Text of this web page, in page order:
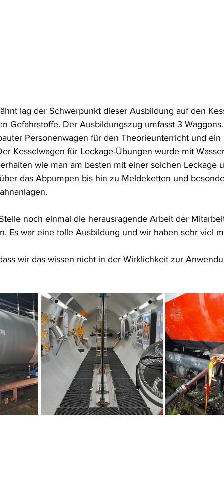
lag der Schwerpunkt dieser Ausbildung auf den
Gefahrstoffe. Der Ausbildungszug umfasst 3
Personenwagen für den Theorieunterricht und
Kesselwagen für Leckage-Übungen wurde mit
wie man am besten mit einer solchen Leckage
das Abpumpen bis hin zu Meldeketten und
noch einmal die herausragende Arbeit der
Es war eine tolle Ausbildung und wir haben sehr viel
wir das wissen nicht in der Wirklichkeit zur